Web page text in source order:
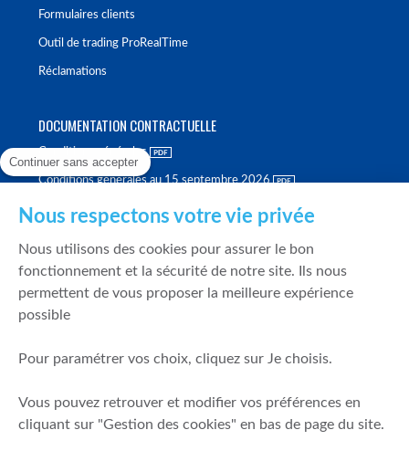
Formulaires clients
Outil de trading ProRealTime
Réclamations
DOCUMENTATION CONTRACTUELLE
Conditions générales
Conditions générales au 15 septembre 2026
Politique de meilleure sélection
Politique de durabilité
Fonds de garantie des dépôts et de résolution
Mentions légales
Prévention de la fraude
Continuer sans accepter
Nous respectons votre vie privée
Nous utilisons des cookies pour assurer le bon
fonctionnement et la sécurité de notre site. Ils nous
permettent de vous proposer la meilleure expérience
possible
Pour paramétrer vos choix, cliquez sur Je choisis.
Vous pouvez retrouver et modifier vos préférences en
cliquant sur "Gestion des cookies" en bas de page du site.